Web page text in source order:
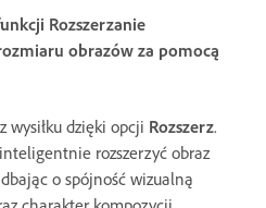
Rozszerzanie
obrazów za pomocą
wysiłku dzięki opcji Rozszerz.
rozszerzyć obraz
o spójność wizualną